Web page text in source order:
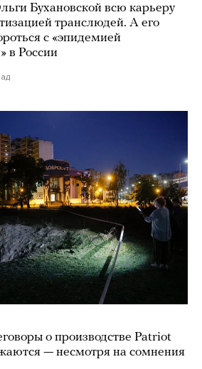
Бухановской всю карьеру
транслюдей. А его
с «эпидемией
в России
о производстве Patriot
— несмотря на сомнения